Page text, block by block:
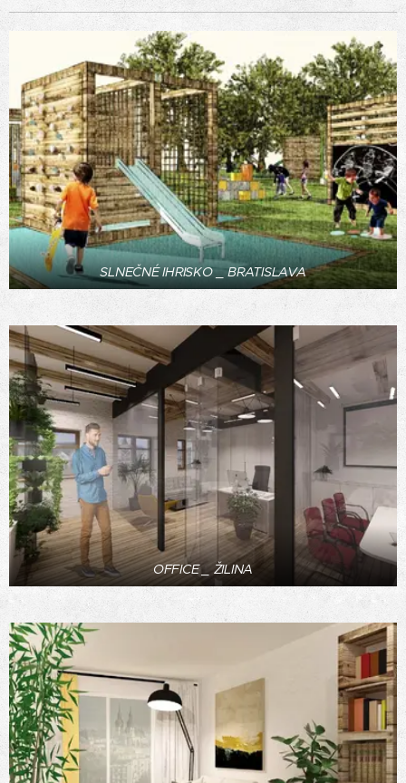
SLNEČNÉ IHRISKO _ BRATISLAVA
OFFICE _ ŽILINA